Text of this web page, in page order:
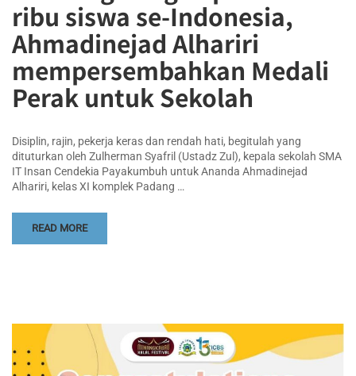
ribu siswa se-Indonesia,
Ahmadinejad Alhariri
mempersembahkan Medali
Perak untuk Sekolah
Disiplin, rajin, pekerja keras dan rendah hati, begitulah yang
dituturkan oleh Zulherman Syafril (Ustadz Zul), kepala sekolah SMA
IT Insan Cendekia Payakumbuh untuk Ananda Ahmadinejad
Alhariri, kelas XI komplek Padang …
READ MORE